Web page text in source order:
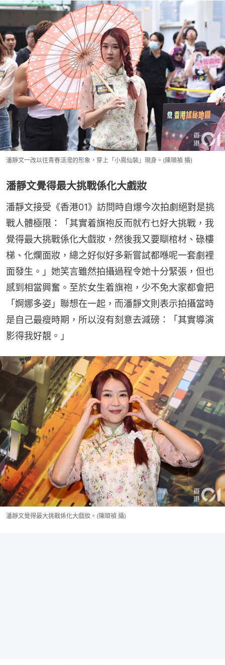
潘靜文一改以往青春活潑的形象，穿上「小鳳仙裝」現身。(陳順禎 攝)
潘靜文覺得最大挑戰係化大戲妝
潘靜文接受《香港01》訪問時自爆今次拍劇絕對是挑
戰人體極限：「其實着旗袍反而就冇乜好大挑戰，我
覺得最大挑戰係化大戲妝，然後我又要瞓棺材、碌樓
梯、化爛面妝，總之好似好多新嘗試都喺呢一套劇裡
面發生。」她笑言雖然拍攝過程令她十分緊張，但也
感到相當興奮。至於女生着旗袍，少不免大家都會把
「婀娜多姿」聯想在一起，而潘靜文則表示拍攝當時
是自己最瘦時期，所以沒有刻意去減磅：「其實導演
影得我好靚。」
潘靜文覺得最大挑戰係化大戲妝。(陳順禎 攝)